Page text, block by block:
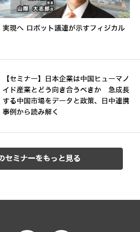
実現へ ロボット議連が示すフィジカル
【セミナー】日本企業は中国ヒューマノ
イド産業とどう向き合うべきか 急成長
する中国市場をデータと政策、日中連携
事例から読み解く
セミナーをもっと見る